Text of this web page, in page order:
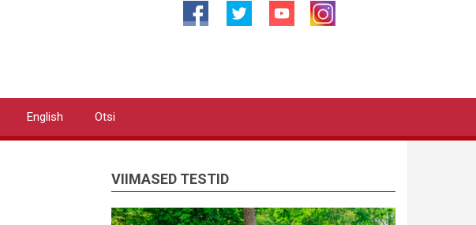
English Otsi
VIIMASED TESTID